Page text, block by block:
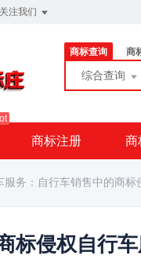
关注我们
商标查询 商
综合查询
商标注册 商
服务：自行车销售中的商标
标侵权自行